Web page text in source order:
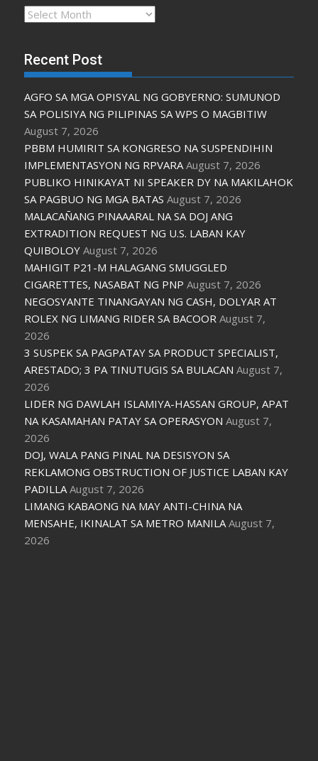
Archives
Recent Post
AGFO SA MGA OPISYAL NG GOBYERNO: SUMUNOD
SA POLISIYA NG PILIPINAS SA WPS O MAGBITIW
August 7, 2026
PBBM HUMIRIT SA KONGRESO NA SUSPENDIHIN
IMPLEMENTASYON NG RPVARA August 7, 2026
PUBLIKO HINIKAYAT NI SPEAKER DY NA MAKILAHOK
SA PAGBUO NG MGA BATAS August 7, 2026
MALACAÑANG PINAAARAL NA SA DOJ ANG
EXTRADITION REQUEST NG U.S. LABAN KAY
QUIBOLOY August 7, 2026
MAHIGIT P21-M HALAGANG SMUGGLED
CIGARETTES, NASABAT NG PNP August 7, 2026
NEGOSYANTE TINANGAYAN NG CASH, DOLYAR AT
ROLEX NG LIMANG RIDER SA BACOOR August 7,
2026
3 SUSPEK SA PAGPATAY SA PRODUCT SPECIALIST,
ARESTADO; 3 PA TINUTUGIS SA BULACAN August 7,
2026
LIDER NG DAWLAH ISLAMIYA-HASSAN GROUP, APAT
NA KASAMAHAN PATAY SA OPERASYON August 7,
2026
DOJ, WALA PANG PINAL NA DESISYON SA
REKLAMONG OBSTRUCTION OF JUSTICE LABAN KAY
PADILLA August 7, 2026
LIMANG KABAONG NA MAY ANTI-CHINA NA
MENSAHE, IKINALAT SA METRO MANILA August 7,
2026